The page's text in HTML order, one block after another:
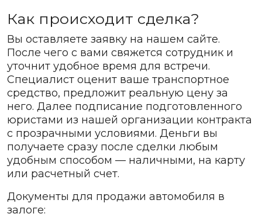
Как происходит сделка?
Вы оставляете заявку на нашем сайте.
После чего с вами свяжется сотрудник и
уточнит удобное время для встречи.
Специалист оценит ваше транспортное
средство, предложит реальную цену за
него. Далее подписание подготовленного
юристами из нашей организации контракта
с прозрачными условиями. Деньги вы
получаете сразу после сделки любым
удобным способом — наличными, на карту
или расчетный счет.
Документы для продажи автомобиля в
залоге: